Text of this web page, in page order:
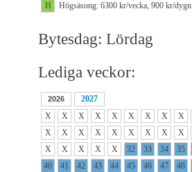
H
Högsäsong: 6300 kr/vecka, 900 kr/dygn
Bytesdag: Lördag
Lediga veckor:
2026
2027
X
X X X X X X X X
X
X X X X X X X X
X
X X X X 32 33 34 35
40
41 42 43 44 45 46 47 48